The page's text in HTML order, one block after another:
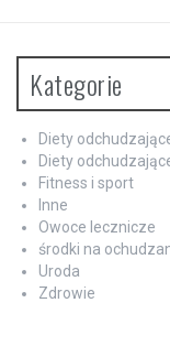
Kategorie
Diety
Diety
Fitness i sport
Inne
Owoce lecznicze
środki na
Uroda
Zdrowie